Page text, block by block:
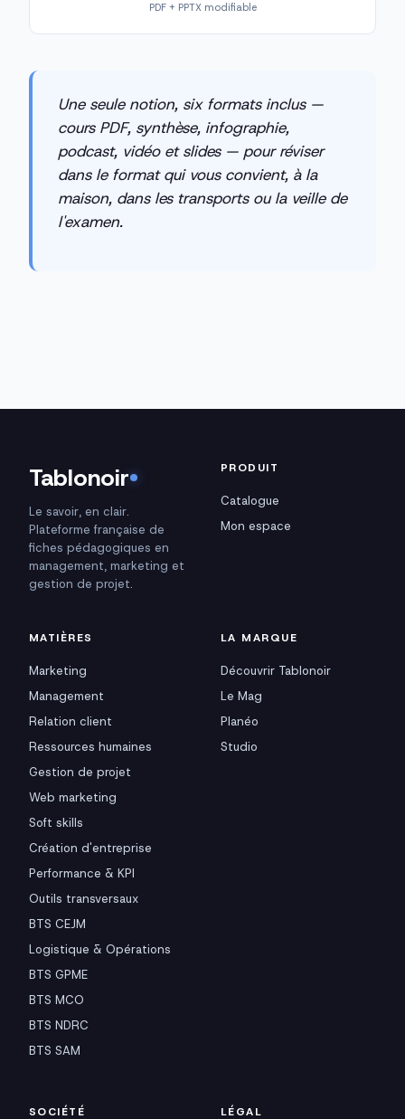
PDF + PPTX modifiable
Une seule notion, six formats inclus —
cours PDF, synthèse, infographie,
podcast, vidéo et slides — pour réviser
dans le format qui vous convient, à la
maison, dans les transports ou la veille de
l'examen.
Tablonoir
Le savoir, en clair.
Plateforme française de
fiches pédagogiques en
management, marketing et
gestion de projet.
PRODUIT
Catalogue
Mon espace
MATIÈRES
Marketing
Management
Relation client
Ressources humaines
Gestion de projet
Web marketing
Soft skills
Création d'entreprise
Performance & KPI
Outils transversaux
BTS CEJM
Logistique & Opérations
BTS GPME
BTS MCO
BTS NDRC
BTS SAM
LA MARQUE
Découvrir Tablonoir
Le Mag
Planéo
Studio
SOCIÉTÉ LÉGAL